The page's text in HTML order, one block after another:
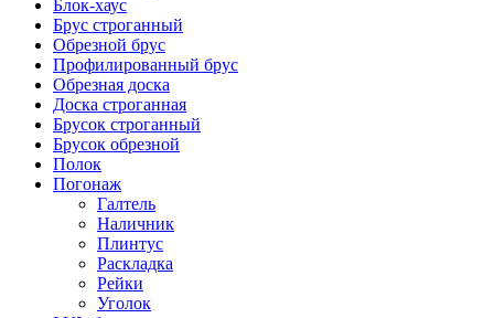
Блок-хаус
Брус строганный
Обрезной брус
Профилированный брус
Обрезная доска
Доска строганная
Брусок строганный
Брусок обрезной
Полок
Погонаж
Галтель
Наличник
Плинтус
Раскладка
Рейки
Уголок